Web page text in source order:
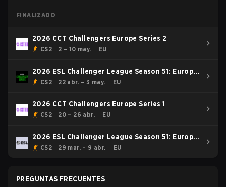
FINALIZADO
2026 CCT Challengers Europe Series 2
CS2 2 – 10 may. EU
2026 ESL Challenger League Season 51: Europe
- Cup #4
CS2 22 abr. – 3 may. EU
2026 CCT Challengers Europe Series 1
CS2 20 – 26 abr. EU
2026 ESL Challenger League Season 51: Europe
- Cup #3
CS2 29 mar. – 9 abr. EU
PREGUNTAS FRECUENTES